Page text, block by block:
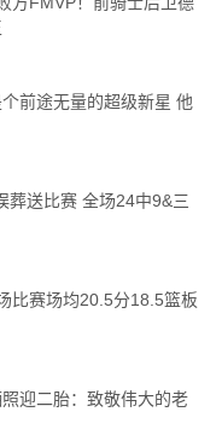
前途无量的超级新星 他
葬送比赛 全场24中9&三
比赛场均20.5分18.5篮板
迎二胎：致敬伟大的老